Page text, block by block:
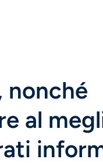
nonché
al